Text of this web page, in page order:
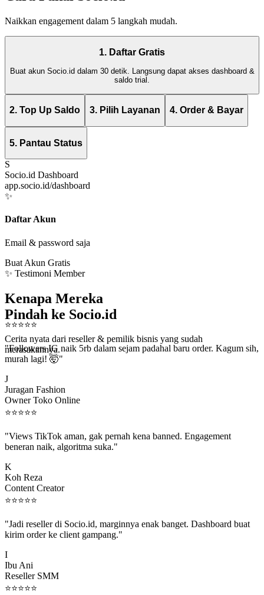
Naikkan engagement dalam 5 langkah mudah.
1. Daftar Gratis
Buat akun Socio.id dalam 30 detik. Langsung dapat akses dashboard &
saldo trial.
2. Top Up Saldo 3. Pilih Layanan 4. Order & Bayar
5. Pantau Status
S
Socio.id Dashboard
app.socio.id/dashboard
✨
Daftar Akun
Email & password saja
Buat Akun Gratis
✨ Testimoni Member
Kenapa Mereka
Pindah ke Socio.id
Cerita nyata dari reseller & pemilik bisnis yang sudah
merasakannya.
⭐⭐⭐⭐⭐
"Followers IG naik 5rb dalam sejam padahal baru order. Kagum sih,
murah lagi! 🤯"
Juragan Fashion
Owner Toko Online
⭐⭐⭐⭐ ⭐
beneran naik, algoritma suka."
Koh Reza
Content Creator
⭐⭐⭐⭐⭐
kirim order ke client gampang."
Ibu Ani
Reseller SMM
⭐⭐⭐⭐⭐